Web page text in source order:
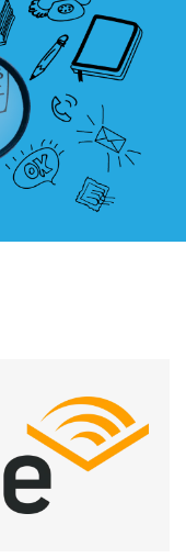
App Abo
Fahrrad Abo
Pay TV Abo